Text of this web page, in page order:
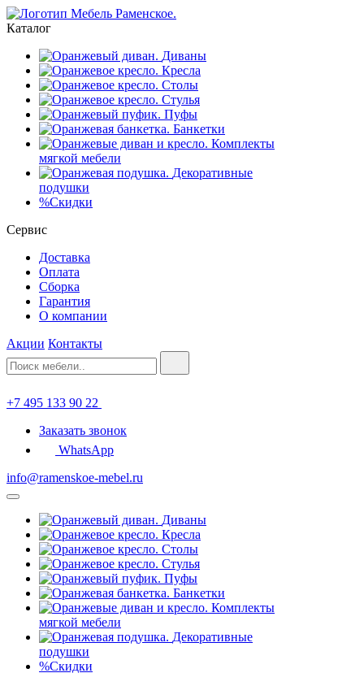
Каталог
Диваны
Кресла
Столы
Стулья
Пуфы
Банкетки
Комплекты
мягкой мебели
Декоративные
подушки
%Скидки
Сервис
Доставка
Оплата
Сборка
Гарантия
О компании
Акции Контакты
+7 495 133 90 22
Заказать звонок
WhatsApp
info@ramenskoe-mebel.ru
Диваны
Кресла
Столы
Стулья
Пуфы
Банкетки
Комплекты
мягкой мебели
Декоративные
подушки
%Скидки